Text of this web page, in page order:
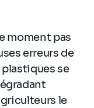
moment pas
erreurs de
se
le